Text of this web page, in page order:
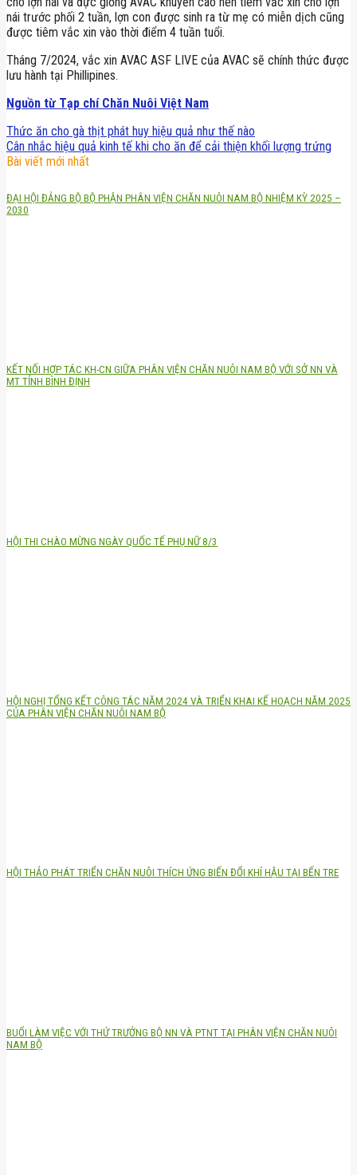
nái trước phối 2 tuần, lợn con được sinh ra từ mẹ có miễn dịch cũng
được tiêm vắc xin vào thời điểm 4 tuần tuổi.
Tháng 7/2024, vắc xin AVAC ASF LIVE của AVAC sẽ chính thức được
lưu hành tại Phillipines.
Nguồn từ Tạp chí Chăn Nuôi Việt Nam
Thức ăn cho gà thịt phát huy hiệu quả như thế nào
Cân nhắc hiệu quả kinh tế khi cho ăn để cải thiện khối lượng trứng
Bài viết mới nhất
ĐẠI HỘI ĐẢNG BỘ BỘ PHẬN PHÂN VIỆN CHĂN NUÔI NAM BỘ NHIỆM KỲ 2025 –
2030
KẾT NỐI HỢP TÁC KH-CN GIỮA PHÂN VIỆN CHĂN NUÔI NAM BỘ VỚI SỞ NN VÀ
MT TỈNH BÌNH ĐỊNH
HỘI THI CHÀO MỪNG NGÀY QUỐC TẾ PHỤ NỮ 8/3
HỘI NGHỊ TỔNG KẾT CÔNG TÁC NĂM 2024 VÀ TRIỂN KHAI KẾ HOẠCH NĂM 2025
CỦA PHÂN VIỆN CHĂN NUÔI NAM BỘ
HỘI THẢO PHÁT TRIỂN CHĂN NUÔI THÍCH ỨNG BIẾN ĐỔI KHÍ HẬU TẠI BẾN TRE
BUỔI LÀM VIỆC VỚI THỨ TRƯỞNG BỘ NN VÀ PTNT TẠI PHÂN VIỆN CHĂN NUÔI
NAM BỘ